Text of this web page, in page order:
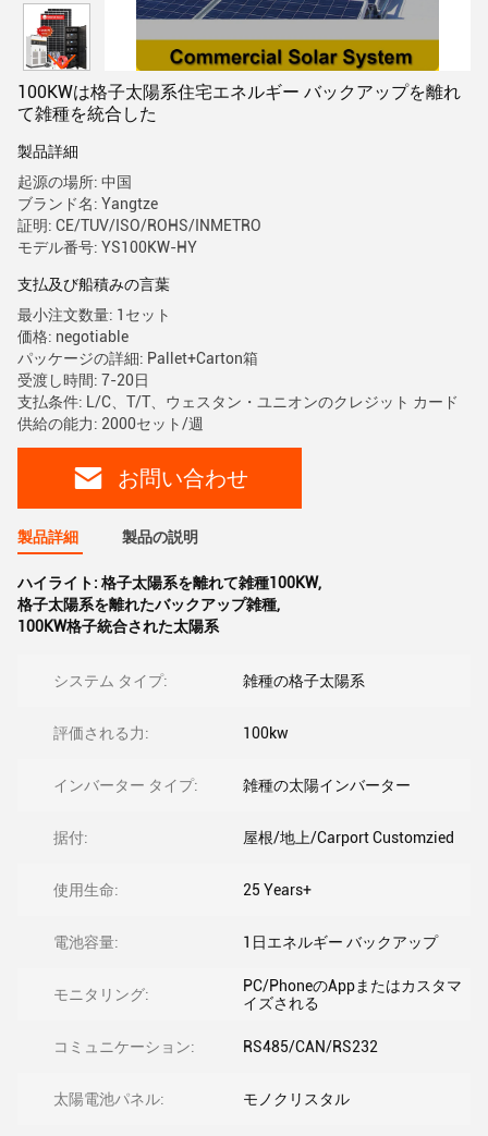
100KWは格子太陽系住宅エネルギー バックアップを離れ
て雑種を統合した
製品詳細
起源の場所: 中国
ブランド名: Yangtze
証明: CE/TUV/ISO/ROHS/INMETRO
モデル番号: YS100KW-HY
支払及び船積みの言葉
最小注文数量: 1セット
価格: negotiable
パッケージの詳細: Pallet+Carton箱
受渡し時間: 7-20日
支払条件: L/C、T/T、ウェスタン・ユニオンのクレジット カード
供給の能力: 2000セット/週
お問い合わせ
製品詳細 製品の説明
ハイライト: 格子太陽系を離れて雑種100KW,
格子太陽系を離れたバックアップ雑種,
100KW格子統合された太陽系
システム タイプ: 雑種の格子太陽系
評価される力: 100kw
インバーター タイプ: 雑種の太陽インバーター
据付: 屋根/地上/Carport Customzied
使用生命: 25 Years+
電池容量: 1日エネルギー バックアップ
モニタリング:
PC/PhoneのAppまたはカスタマ
イズされる
コミュニケーション: RS485/CAN/RS232
太陽電池パネル: モノクリスタル